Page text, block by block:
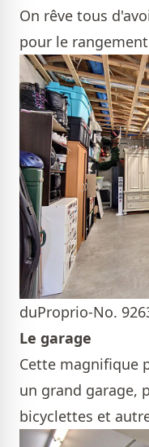
On rêve tous
pour le
duProprio-No.
Le garage
Cette magnifique
un grand garage,
bicyclettes et